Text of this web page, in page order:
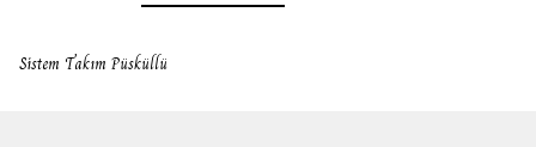
Sistem Takım Püsküllü